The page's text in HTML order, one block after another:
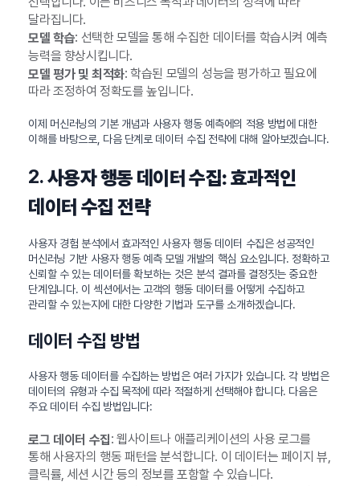
달라집니다.
모델 학습: 선택한 모델을 통해 수집한 데이터를 학습시켜 예측
능력을 향상시킵니다.
모델 평가 및 최적화: 학습된 모델의 성능을 평가하고 필요에
따라 조정하여 정확도를 높입니다.
이제 머신러닝의 기본 개념과 사용자 행동 예측에의 적용 방법에 대한
이해를 바탕으로, 다음 단계로 데이터 수집 전략에 대해 알아보겠습니다.
2.사용자 행동 데이터 수집: 효과적인
데이터 수집 전략
사용자 경험 분석에서 효과적인 사용자 행동 데이터 수집은 성공적인
머신러닝 기반 사용자 행동 예측 모델 개발의 핵심 요소입니다. 정확하고
신뢰할 수 있는 데이터를 확보하는 것은 분석 결과를 결정짓는 중요한
단계입니다. 이 섹션에서는 고객의 행동 데이터를 어떻게 수집하고
관리할 수 있는지에 대한 다양한 기법과 도구를 소개하겠습니다.
데이터 수집 방법
사용자 행동 데이터를 수집하는 방법은 여러 가지가 있습니다. 각 방법은
데이터의 유형과 수집 목적에 따라 적절하게 선택해야 합니다. 다음은
주요 데이터 수집 방법입니다:
로그 데이터 수집: 웹사이트나 애플리케이션의 사용 로그를
통해 사용자의 행동 패턴을 분석합니다. 이 데이터는 페이지 뷰,
클릭률, 세션 시간 등의 정보를 포함할 수 있습니다.